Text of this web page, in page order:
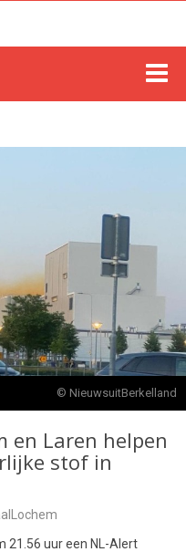
© NieuwsuitBerkelland
en Laren helpen
stof in
21.56 uur een NL-Alert